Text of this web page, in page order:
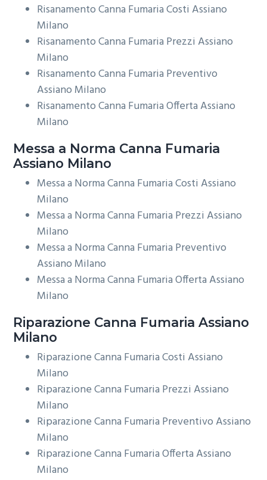
Risanamento Canna Fumaria Costi Assiano
Milano
Risanamento Canna Fumaria Prezzi Assiano
Milano
Risanamento Canna Fumaria Preventivo
Assiano Milano
Risanamento Canna Fumaria Offerta Assiano
Milano
Messa a Norma Canna Fumaria
Assiano Milano
Messa a Norma Canna Fumaria Costi Assiano
Milano
Messa a Norma Canna Fumaria Prezzi Assiano
Milano
Messa a Norma Canna Fumaria Preventivo
Assiano Milano
Messa a Norma Canna Fumaria Offerta Assiano
Milano
Riparazione Canna Fumaria Assiano
Milano
Riparazione Canna Fumaria Costi Assiano
Milano
Riparazione Canna Fumaria Prezzi Assiano
Milano
Riparazione Canna Fumaria Preventivo Assiano
Milano
Riparazione Canna Fumaria Offerta Assiano
Milano